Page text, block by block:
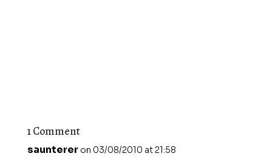
1 Comment
saunterer on 03/08/2010 at 21:58